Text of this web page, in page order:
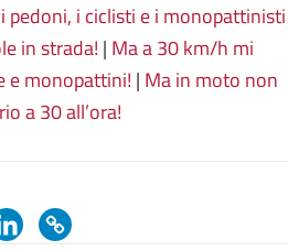
pedoni, i ciclisti e i monopattinisti
in strada! | Ma a 30 km/h mi
e monopattini! | Ma in moto non
a 30 all’ora!